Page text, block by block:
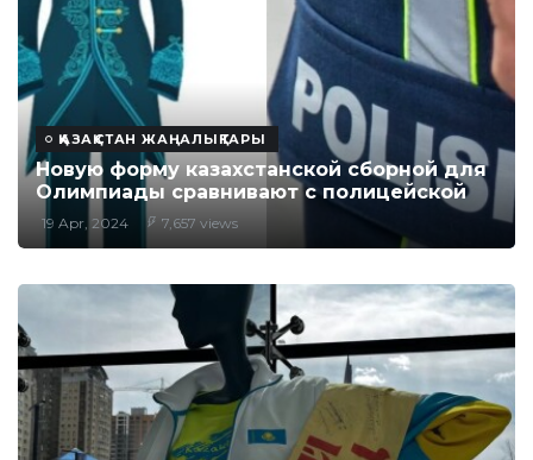
ҚАЗАҚСТАН ЖАҢАЛЫҚТАРЫ
Новую форму казахстанской сборной для
Олимпиады сравнивают с полицейской
19 Apr, 2024 7,657 views